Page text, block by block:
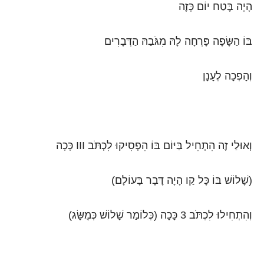
הָיָה בֶּטַח יוֹם כָּזֶה
בּוֹ הַשָּׂפָה פָּרְחָה לָהּ מִגֹּבַהּ הַדְּבָרִים
וְהָפְכָה לֶעָנָן
וְאוּלַי זֶה הִתְחִיל בַּיּוֹם בּוֹ הִפְסִיקוּ לִכְתֹּב III כָּכָה
(שָׁלוֹשׁ בּוֹ כָּל קַו הָיָה דָּבָר בָּעוֹלָם)
וְהִתְחִילוּ לִכְתֹּב 3 כָּכָה (כְּלוֹמַר שָׁלוֹשׁ כְּמֻשָּׂג)